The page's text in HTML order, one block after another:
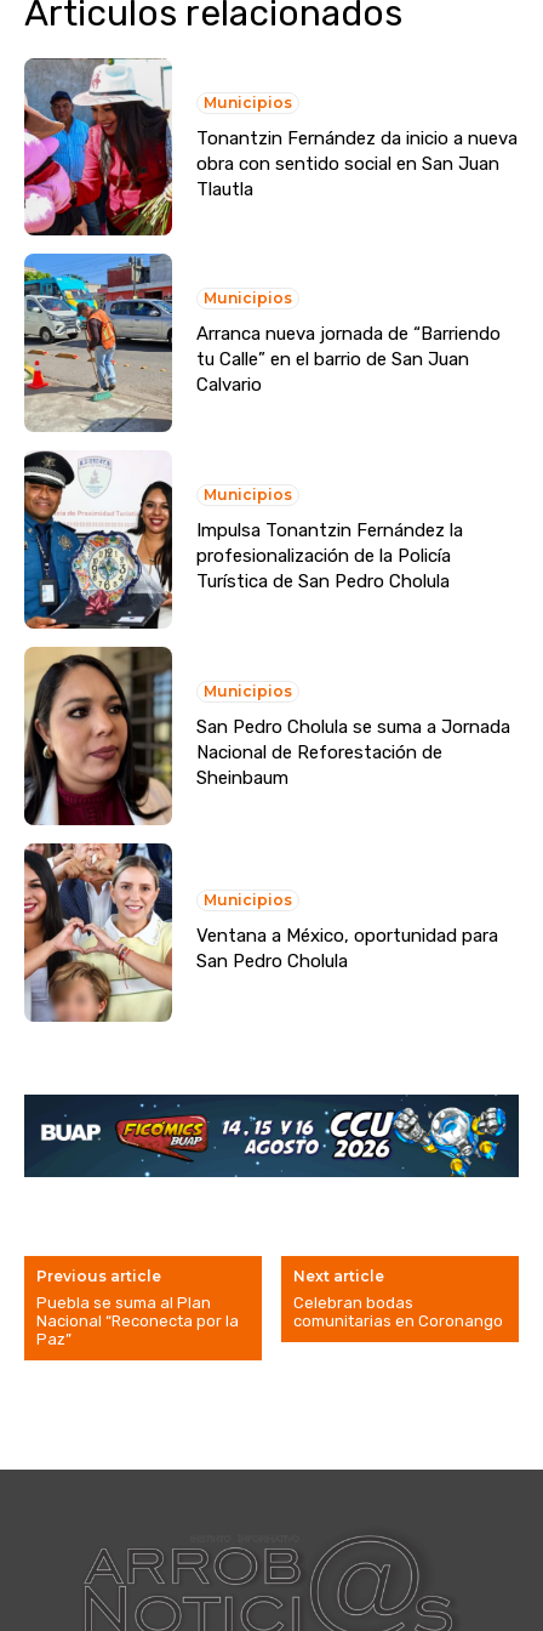
Articulos relacionados
Municipios
Tonantzin Fernández da inicio a nueva
obra con sentido social en San Juan
Tlautla
Municipios
Arranca nueva jornada de “Barriendo
tu Calle” en el barrio de San Juan
Calvario
Municipios
Impulsa Tonantzin Fernández la
profesionalización de la Policía
Turística de San Pedro Cholula
Municipios
San Pedro Cholula se suma a Jornada
Nacional de Reforestación de
Sheinbaum
Municipios
Ventana a México, oportunidad para
San Pedro Cholula
Previous article
Puebla se suma al Plan
Nacional “Reconecta por la
Paz”
Next article
Celebran bodas
comunitarias en Coronango